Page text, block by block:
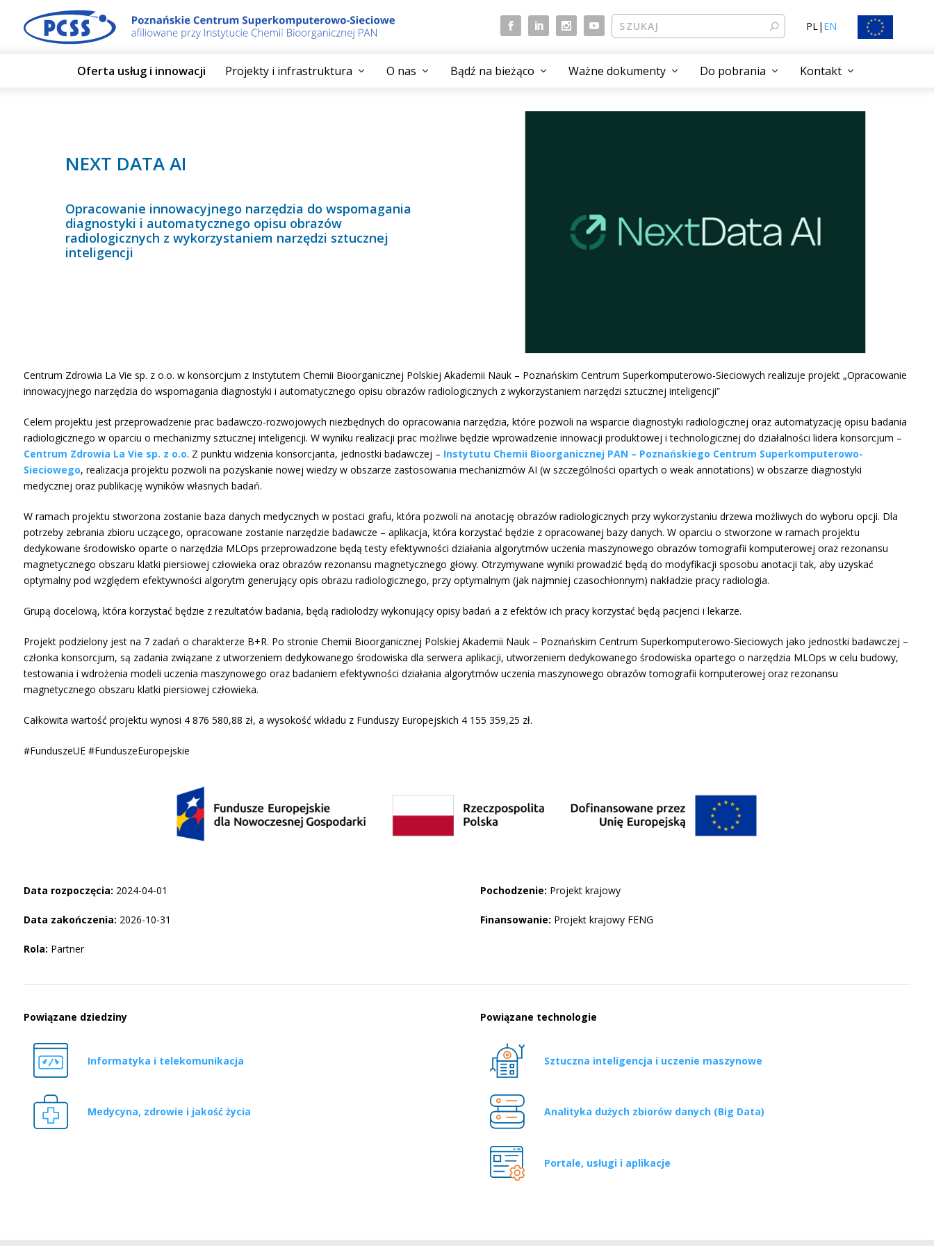
PL| EN
Oferta usług i innowacji Projekty i infrastruktura O nas Bądź na bieżąco Ważne dokumenty Do pobrania Kontakt
NEXT DATA AI
Opracowanie innowacyjnego narzędzia do wspomagania
diagnostyki i automatycznego opisu obrazów
radiologicznych z wykorzystaniem narzędzi sztucznej
inteligencji
Centrum Zdrowia La Vie sp. z o.o. w konsorcjum z Instytutem Chemii Bioorganicznej Polskiej Akademii Nauk – Poznańskim Centrum Superkomputerowo-Sieciowych realizuje projekt „Opracowanie
innowacyjnego narzędzia do wspomagania diagnostyki i automatycznego opisu obrazów radiologicznych z wykorzystaniem narzędzi sztucznej inteligencji”
Celem projektu jest przeprowadzenie prac badawczo-rozwojowych niezbędnych do opracowania narzędzia, które pozwoli na wsparcie diagnostyki radiologicznej oraz automatyzację opisu badania
radiologicznego w oparciu o mechanizmy sztucznej inteligencji. W wyniku realizacji prac możliwe będzie wprowadzenie innowacji produktowej i technologicznej do działalności lidera konsorcjum –
Centrum Zdrowia La Vie sp. z o.o. Z punktu widzenia konsorcjanta, jednostki badawczej – Instytutu Chemii Bioorganicznej PAN – Poznańskiego Centrum Superkomputerowo-
Sieciowego, realizacja projektu pozwoli na pozyskanie nowej wiedzy w obszarze zastosowania mechanizmów AI (w szczególności opartych o weak annotations) w obszarze diagnostyki
medycznej oraz publikację wyników własnych badań.
W ramach projektu stworzona zostanie baza danych medycznych w postaci grafu, która pozwoli na anotację obrazów radiologicznych przy wykorzystaniu drzewa możliwych do wyboru opcji. Dla
potrzeby zebrania zbioru uczącego, opracowane zostanie narzędzie badawcze – aplikacja, która korzystać będzie z opracowanej bazy danych. W oparciu o stworzone w ramach projektu
dedykowane środowisko oparte o narzędzia MLOps przeprowadzone będą testy efektywności działania algorytmów uczenia maszynowego obrazów tomografii komputerowej oraz rezonansu
magnetycznego obszaru klatki piersiowej człowieka oraz obrazów rezonansu magnetycznego głowy. Otrzymywane wyniki prowadzić będą do modyfikacji sposobu anotacji tak, aby uzyskać
optymalny pod względem efektywności algorytm generujący opis obrazu radiologicznego, przy optymalnym (jak najmniej czasochłonnym) nakładzie pracy radiologia.
Grupą docelową, która korzystać będzie z rezultatów badania, będą radiolodzy wykonujący opisy badań a z efektów ich pracy korzystać będą pacjenci i lekarze.
Projekt podzielony jest na 7 zadań o charakterze B+R. Po stronie Chemii Bioorganicznej Polskiej Akademii Nauk – Poznańskim Centrum Superkomputerowo-Sieciowych jako jednostki badawczej –
członka konsorcjum, są zadania związane z utworzeniem dedykowanego środowiska dla serwera aplikacji, utworzeniem dedykowanego środowiska opartego o narzędzia MLOps w celu budowy,
testowania i wdrożenia modeli uczenia maszynowego oraz badaniem efektywności działania algorytmów uczenia maszynowego obrazów tomografii komputerowej oraz rezonansu
magnetycznego obszaru klatki piersiowej człowieka.
Całkowita wartość projektu wynosi 4 876 580,88 zł, a wysokość wkładu z Funduszy Europejskich 4 155 359,25 zł.
#FunduszeUE #FunduszeEuropejskie
Data rozpoczęcia: 2024-04-01
Data zakończenia: 2026-10-31
Rola: Partner
Pochodzenie: Projekt krajowy
Finansowanie: Projekt krajowy FENG
Powiązane dziedziny
Informatyka i telekomunikacja
Medycyna, zdrowie i jakość życia
Powiązane technologie
Sztuczna inteligencja i uczenie maszynowe
Analityka dużych zbiorów danych (Big Data)
Portale, usługi i aplikacje